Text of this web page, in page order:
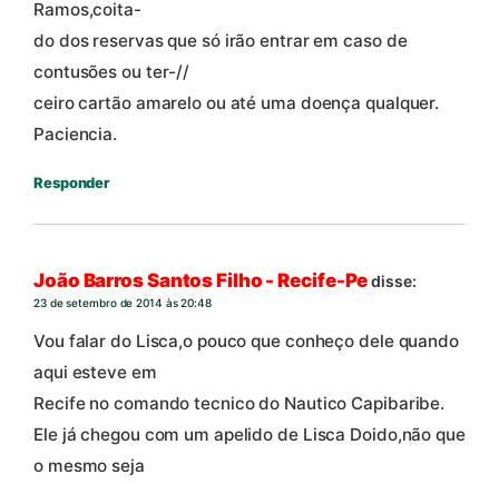
Ramos,coita-
do dos reservas que só irão entrar em caso de
contusões ou ter-//
ceiro cartão amarelo ou até uma doença qualquer.
Paciencia.
Responder
João Barros Santos Filho - Recife-Pedisse:
23 de setembro de 2014 às 20:48
Vou falar do Lisca,o pouco que conheço dele quando
aqui esteve em
Recife no comando tecnico do Nautico Capibaribe.
Ele já chegou com um apelido de Lisca Doido,não que
o mesmo seja